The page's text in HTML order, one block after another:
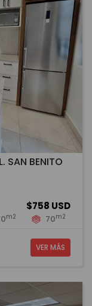
SAN BENITO
$758 USD
m2 70m2
VER MÁS